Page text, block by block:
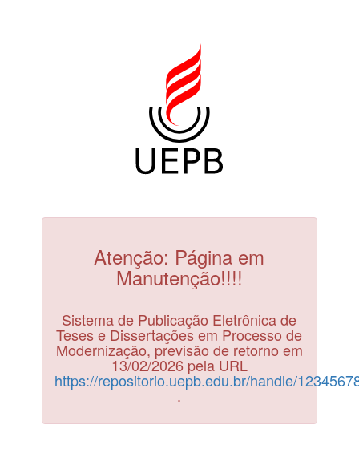
Atenção: Página em
Manutenção!!!!
Sistema de Publicação Eletrônica de
Teses e Dissertações em Processo de
Modernização, previsão de retorno em
13/02/2026 pela URL
https://repositorio.uepb.edu.br/handle/
.